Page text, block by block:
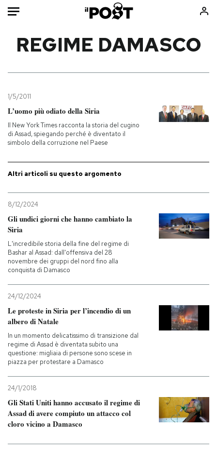
Politica
Tecnologia
Internet
Sport
Storie/Idee
Ok Boomer!
Mondiali calcio 2026
NEWSLETTER
I MIEI PREFERITI
SHOP
CALENDARIO
Entra
REGIME DAMASCO
1/5/2011
L’uomo più odiato della Siria
Il New York Times racconta la storia del cugino
di Assad, spiegando perché è diventato il
simbolo della corruzione nel Paese
Altri articoli su questo argomento
8/12/2024
Gli undici giorni che hanno cambiato la
Siria
L'incredibile storia della fine del regime di
Bashar al Assad: dall'offensiva del 28
novembre dei gruppi del nord fino alla
conquista di Damasco
24/12/2024
Le proteste in Siria per l’incendio di un
albero di Natale
In un momento delicatissimo di transizione dal
regime di Assad è diventata subito una
questione: migliaia di persone sono scese in
piazza per protestare a Damasco
24/1/2018
Gli Stati Uniti hanno accusato il regime di
Assad di avere compiuto un attacco col
cloro vicino a Damasco